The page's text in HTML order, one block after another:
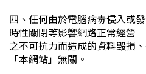
四、任何由於電腦病毒侵入或
時性關閉等影響網路正常經營
之不可抗力而造成的資料毀損
「本網站」無關。